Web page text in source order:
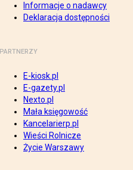
Informacje o nadawcy
Deklaracja dostępności
PARTNERZY
E-kiosk.pl
E-gazety.pl
Nexto.pl
Mała księgowość
Kancelarierp.pl
Wieści Rolnicze
Życie Warszawy